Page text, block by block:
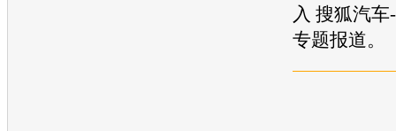
入 搜狐汽车-
专题报道。